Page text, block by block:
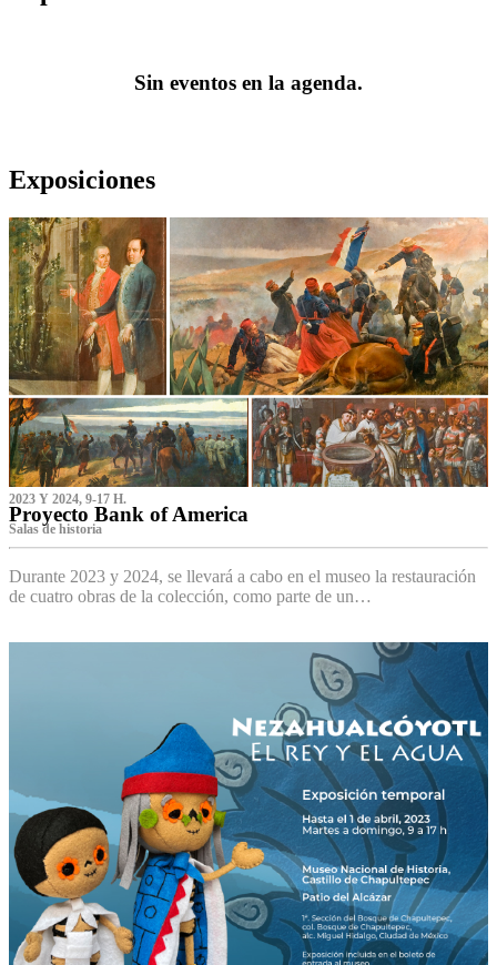
Sin eventos en la agenda.
Exposiciones
2023 Y 2024, 9-17 H.
Proyecto Bank of America
S‌alas de historia
Durante 2023 y 2024, se llevará a cabo en el museo la restauración
de cuatro obras de la colección, como parte de un…